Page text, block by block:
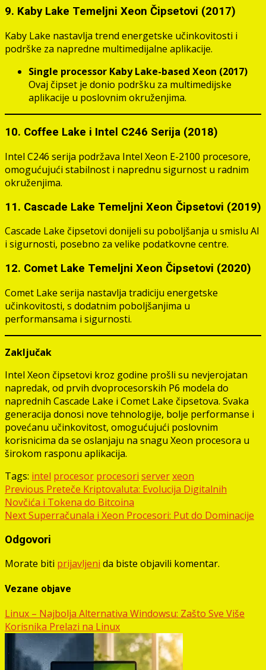
9. Kaby Lake Temeljni Xeon Čipsetovi (2017)
Kaby Lake nastavlja trend energetske učinkovitosti i
podrške za napredne multimedijalne aplikacije.
Single processor Kaby Lake-based Xeon (2017)
Ovaj čipset je donio podršku za multimedijske
aplikacije u poslovnim okruženjima.
10. Coffee Lake i Intel C246 Serija (2018)
Intel C246 serija podržava Intel Xeon E-2100 procesore,
omogućujući stabilnost i naprednu sigurnost u radnim
okruženjima.
11. Cascade Lake Temeljni Xeon Čipsetovi (2019)
Cascade Lake čipsetovi donijeli su poboljšanja u smislu AI
i sigurnosti, posebno za velike podatkovne centre.
12. Comet Lake Temeljni Xeon Čipsetovi (2020)
Comet Lake serija nastavlja tradiciju energetske
učinkovitosti, s dodatnim poboljšanjima u
performansama i sigurnosti.
Zaključak
Intel Xeon čipsetovi kroz godine prošli su nevjerojatan
napredak, od prvih dvoprocesorskih P6 modela do
naprednih Cascade Lake i Comet Lake čipsetova. Svaka
generacija donosi nove tehnologije, bolje performanse i
povećanu učinkovitost, omogućujući poslovnim
korisnicima da se oslanjaju na snagu Xeon procesora u
širokom rasponu aplikacija.
Tags: intel procesor procesori serverxeon
Post
navigation
Previous Preteče Kriptovaluta: Evolucija Digitalnih
Novčića i Tokena do Bitcoina
NextSuperračunala i Xeon Procesori: Put do Dominacije
Odgovori
Morate biti prijavljeni da biste objavili komentar.
Vezane objave
Linux – Najbolja Alternativa Windowsu: Zašto Sve Više
Korisnika Prelazi na Linux